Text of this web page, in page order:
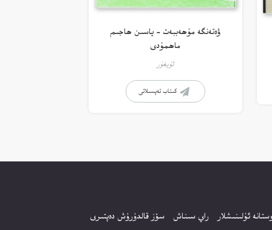
ۋەتەنگە مۇھەببەت – ياسىن ھاجىم
ماھمۇدى
ئۇيغۇر
كىتاب تەپسىلاتى
ئۇلىنىشلار راي سىناش سۆز قالدۇرۇش دەپتىرى